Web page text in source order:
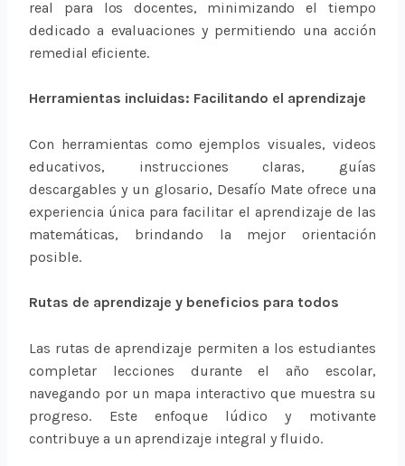
real para los docentes, minimizando el tiempo
dedicado a evaluaciones y permitiendo una acción
remedial eficiente.
Herramientas incluidas: Facilitando el aprendizaje
Con herramientas como ejemplos visuales, videos
educativos, instrucciones claras, guías
descargables y un glosario, Desafío Mate ofrece una
experiencia única para facilitar el aprendizaje de las
matemáticas, brindando la mejor orientación
posible.
Rutas de aprendizaje y beneficios para todos
Las rutas de aprendizaje permiten a los estudiantes
completar lecciones durante el año escolar,
navegando por un mapa interactivo que muestra su
progreso. Este enfoque lúdico y motivante
contribuye a un aprendizaje integral y fluido.